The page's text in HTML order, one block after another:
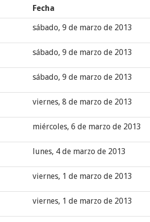
Fecha
sábado, 9 de marzo de 2013
sábado, 9 de marzo de 2013
sábado, 9 de marzo de 2013
viernes, 8 de marzo de 2013
miércoles, 6 de marzo de 2013
lunes, 4 de marzo de 2013
viernes, 1 de marzo de 2013
viernes, 1 de marzo de 2013